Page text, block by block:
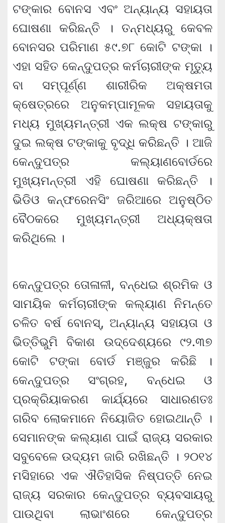
ଟଙ୍କାର ବୋନସ ଏବଂ ଅନ୍ୟାନ୍ୟ ସହାୟତା
ଘୋଷଣା କରିଛନ୍ତି । ତନ୍ମଧ୍ୟରୁ କେବଳ
ବୋନସର ପରିମାଣ ୫୯.୭୮ କୋଟି ଟଙ୍କା ।
ଏହା ସହିତ କେନ୍ଦୁପତ୍ର କର୍ମଚାରୀଙ୍କ ମୃତ୍ୟୁ
ବା ସମ୍ପୂର୍ଣ୍ଣ ଶାରୀରିକ ଅକ୍ଷମତା
କ୍ଷେତ୍ରରେ ଅନୁକମ୍ପାମୂଳକ ସହାୟତାକୁ
ମଧ୍ୟ ମୁଖ୍ୟମନ୍ତ୍ରୀ ଏକ ଲକ୍ଷ ଟଙ୍କାରୁ
ଦୁଇ ଲକ୍ଷ ଟଙ୍କାକୁ ବୃଦ୍ଧି କରିଛନ୍ତି । ଆଜି
କେନ୍ଦୁପତ୍ର କଲ୍ୟାଣବୋର୍ଡରେ
ମୁଖ୍ୟମନ୍ତ୍ରୀ ଏହି ଘୋଷଣା କରିଛନ୍ତି ।
ଭିଡିଓ କନ୍‌ଫରେନସିଂ ଜରିଆରେ ଅନୁଷ୍ଠିତ
ବୈଠକରେ ମୁଖ୍ୟମନ୍ତ୍ରୀ ଅଧ୍ୟକ୍ଷତା
କରିଥିଲେ ।
କେନ୍ଦୁପତ୍ର ତୋଳାଳୀ, ବନ୍ଧେଇ ଶ୍ରମିକ ଓ
ସାମୟିକ କର୍ମଚାରୀଙ୍କ କଲ୍ୟାଣ ନିମନ୍ତେ
ଚଳିତ ବର୍ଷ ବୋନସ୍‌, ଅନ୍ୟାନ୍ୟ ସହାୟତା ଓ
ଭିତ୍ତିଭୁମି ବିକାଶ ଉଦ୍ଦେଶ୍ୟରେ ୯୨.୩୭
କୋଟି ଟଙ୍କା ବୋର୍ଡ ମଞ୍ଜୁର କରିଛି ।
କେନ୍ଦୁପତ୍ର ସଂଗ୍ରହ, ବନ୍ଧେଇ ଓ
ପ୍ରକ୍ରିୟାକରଣ କାର୍ଯ୍ୟରେ ସାଧାରଣତଃ
ଗରିବ ଲୋକମାନେ ନିୟୋଜିତ ହୋଇଥାନ୍ତି ।
ସେମାନଙ୍କ କଲ୍ୟାଣ ପାଇଁ ରାଜ୍ୟ ସରକାର
ସବୁବେଳେ ଉଦ୍ୟମ ଜାରି ରଖିଛନ୍ତି । ୨୦୧୪
ମସିହାରେ ଏକ ଐତିହାସିକ ନିଷ୍ପତ୍ତି ନେଇ
ରାଜ୍ୟ ସରକାର କେନ୍ଦୁପତ୍ର ବ୍ୟବସାୟରୁ
ପାଉଥିବା ଲାଭାଂଶରେ କେନ୍ଦୁପତ୍ର